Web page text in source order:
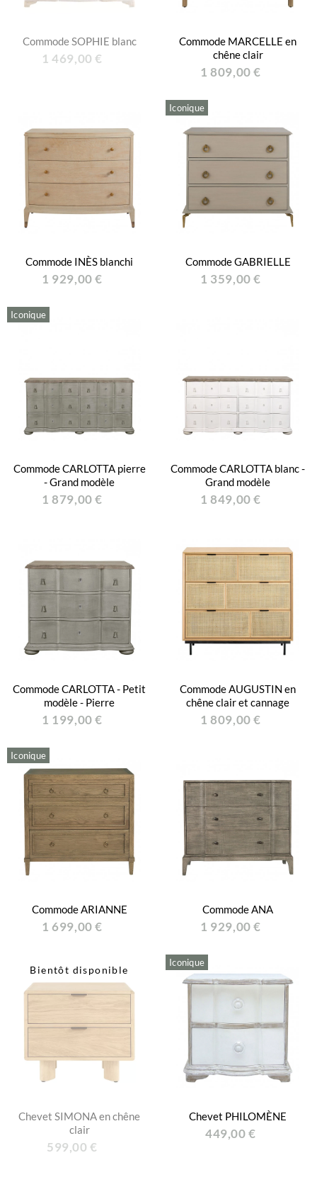
Commode SOPHIE blanc
1 469,00 €
Commode MARCELLE en
chêne clair
1 809,00 €
Commode INÈS blanchi
1 929,00 €
Iconique
Commode GABRIELLE
1 359,00 €
Iconique
Commode CARLOTTA pierre
- Grand modèle
1 879,00 €
Commode CARLOTTA blanc -
Grand modèle
1 849,00 €
Commode CARLOTTA - Petit
modèle - Pierre
1 199,00 €
Commode AUGUSTIN en
chêne clair et cannage
1 809,00 €
Iconique
Commode ARIANNE
1 699,00 €
Commode ANA
1 929,00 €
Bientôt disponible
Chevet SIMONA en chêne
clair
599,00 €
Iconique
Chevet PHILOMÈNE
449,00 €